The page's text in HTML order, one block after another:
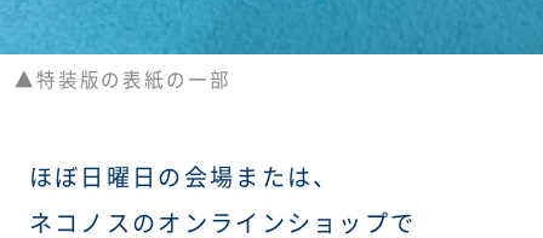
▲特装版の表紙の一部
ほぼ日曜日の会場または、
ネコノスのオンラインショップで